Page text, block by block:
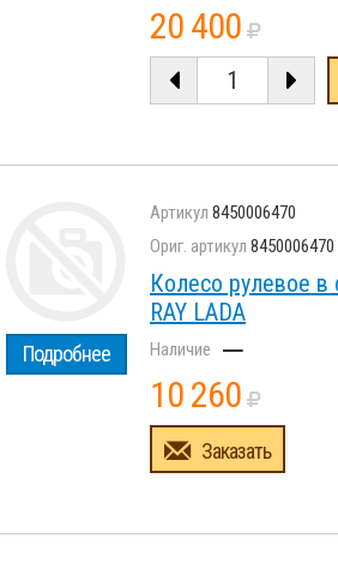
20 400
Подробнее
8450006470
8450006470
Колесо рулевое в
RAY LADA
–
10 260
Заказать